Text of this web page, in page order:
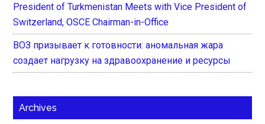
President of Turkmenistan Meets with Vice President of
Switzerland, OSCE Chairman-in-Office
ВОЗ призывает к готовности: аномальная жара
создает нагрузку на здравоохранение и ресурсы
Archives